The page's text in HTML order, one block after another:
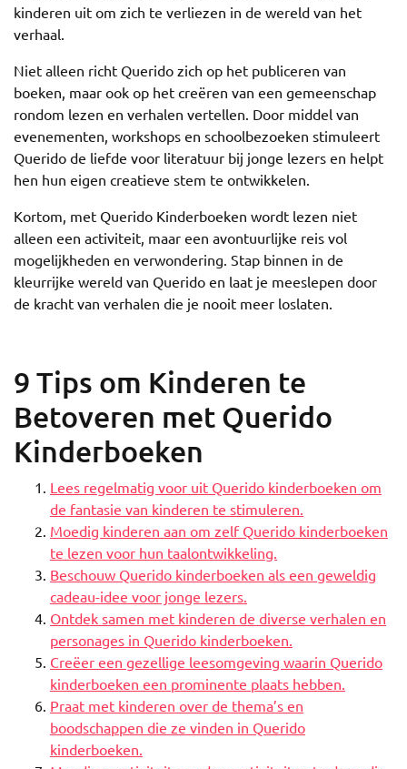
kinderen uit om zich te verliezen in de wereld van het
verhaal.
Niet alleen richt Querido zich op het publiceren van
boeken, maar ook op het creëren van een gemeenschap
rondom lezen en verhalen vertellen. Door middel van
evenementen, workshops en schoolbezoeken stimuleert
Querido de liefde voor literatuur bij jonge lezers en helpt
hen hun eigen creatieve stem te ontwikkelen.
Kortom, met Querido Kinderboeken wordt lezen niet
alleen een activiteit, maar een avontuurlijke reis vol
mogelijkheden en verwondering. Stap binnen in de
kleurrijke wereld van Querido en laat je meeslepen door
de kracht van verhalen die je nooit meer loslaten.
9 Tips om Kinderen te
Betoveren met Querido
Kinderboeken
Lees regelmatig voor uit Querido kinderboeken om
de fantasie van kinderen te stimuleren.
Moedig kinderen aan om zelf Querido kinderboeken
te lezen voor hun taalontwikkeling.
Beschouw Querido kinderboeken als een geweldig
cadeau-idee voor jonge lezers.
Ontdek samen met kinderen de diverse verhalen en
personages in Querido kinderboeken.
Creëer een gezellige leesomgeving waarin Querido
kinderboeken een prominente plaats hebben.
Praat met kinderen over de thema’s en
boodschappen die ze vinden in Querido
kinderboeken.